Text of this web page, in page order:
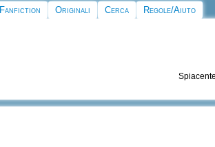
Fanfiction Originali Cerca Regole/Aiuto